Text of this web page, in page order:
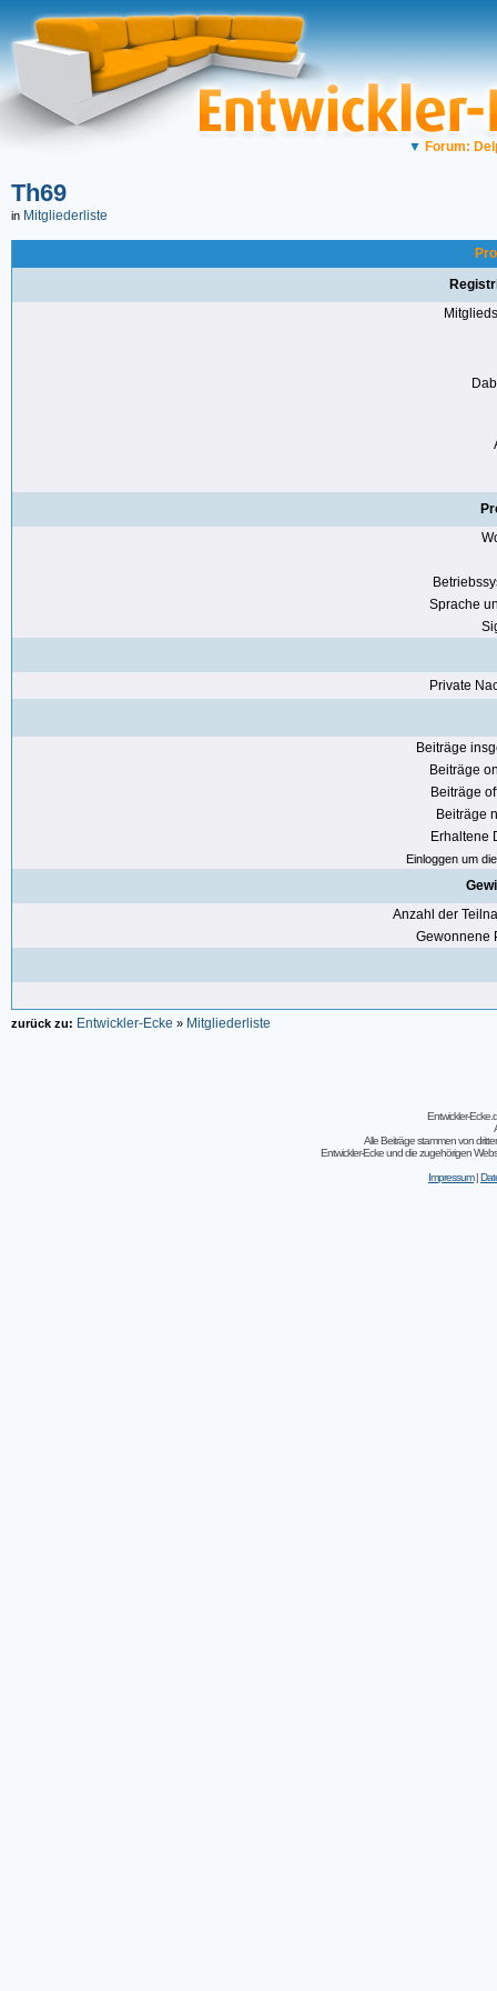
▼ Forum:
Th69
in Mitgliederliste
Sprache
Private
Beiträge
Beiträge
Beiträge
Beiträge
Erhaltene
Einloggen um
Anzahl der
Gewonnene
zurück zu: Entwickler-Ecke » Mitgliederliste
Entwickler-
Alle Beiträge stammen von
Entwickler-Ecke und die zugehörigen
Impressum|